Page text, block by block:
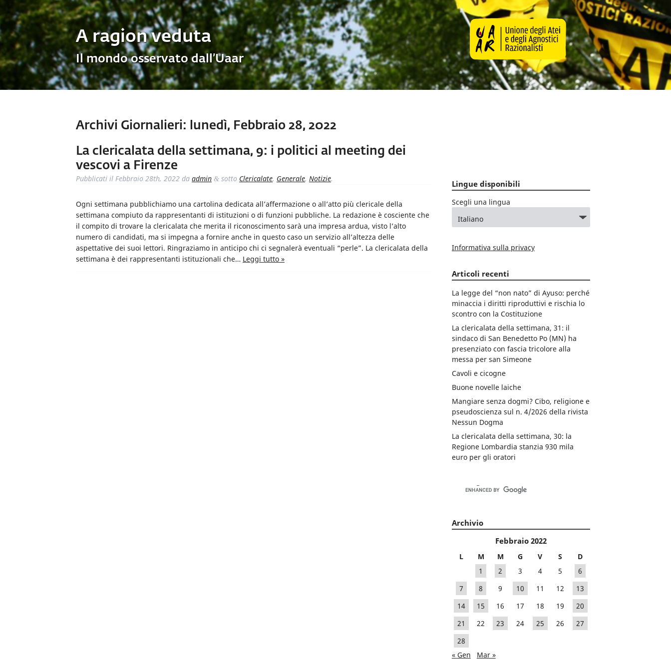
A ragion veduta
Il mondo osservato dall’Uaar
Archivi Giornalieri: lunedì, Febbraio 28, 2022
La clericalata della settimana, 9: i politici al meeting dei
vescovi a Firenze
Pubblicati il Febbraio 28th, 2022 da admin & sotto Clericalate, Generale, Notizie.
Ogni settimana pubblichiamo una cartolina dedicata all’affermazione o all’atto più clericale della
settimana compiuto da rappresentanti di istituzioni o di funzioni pubbliche. La redazione è cosciente che
il compito di trovare la clericalata che merita il riconoscimento sarà una impresa ardua, visto l’alto
numero di candidati, ma si impegna a fornire anche in questo caso un servizio all’altezza delle
aspettative dei suoi lettori. Ringraziamo in anticipo chi ci segnalerà eventuali “perle”. La clericalata della
settimana è dei rappresentanti istituzionali che… Leggi tutto »
Lingue disponibili
Scegli una lingua
Informativa sulla privacy
Articoli recenti
La legge del “non nato” di Ayuso: perché
minaccia i diritti riproduttivi e rischia lo
scontro con la Costituzione
La clericalata della settimana, 31: il
sindaco di San Benedetto Po (MN) ha
presenziato con fascia tricolore alla
messa per san Simeone
Cavoli e cicogne
Buone novelle laiche
Mangiare senza dogmi? Cibo, religione e
pseudoscienza sul n. 4/2026 della rivista
Nessun Dogma
La clericalata della settimana, 30: la
Regione Lombardia stanzia 930 mila
euro per gli oratori
Archivio
Febbraio 2022
L M M G V S
D
1
2 3 4 5
6
7
8 9 10 11 12
13
14
15 16 17 18 19
20
21
22 23 24 25 26
27
28
« Gen
Mar »